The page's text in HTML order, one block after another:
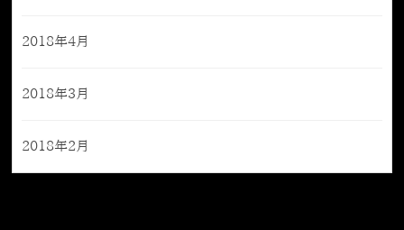
2018年4月
2018年3月
2018年2月